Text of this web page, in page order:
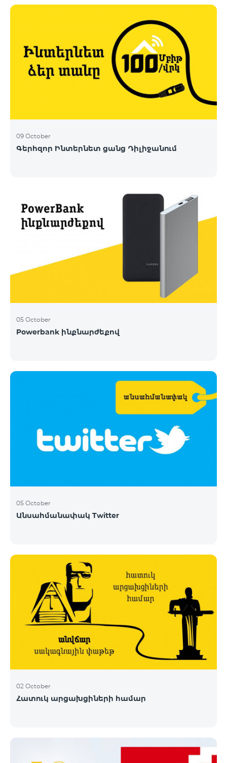
09 October
Գերհզոր Ինտերնետ ցանց Դիլիջանում
05 October
Powerbank ինքնարժեքով
05 October
Անսահմանափակ Twitter
02 October
Հատուկ արցախցիների համար